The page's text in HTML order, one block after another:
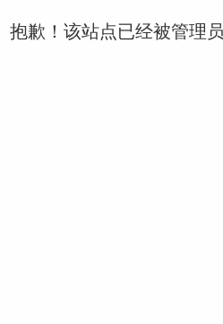
抱歉！该站点已经被管理